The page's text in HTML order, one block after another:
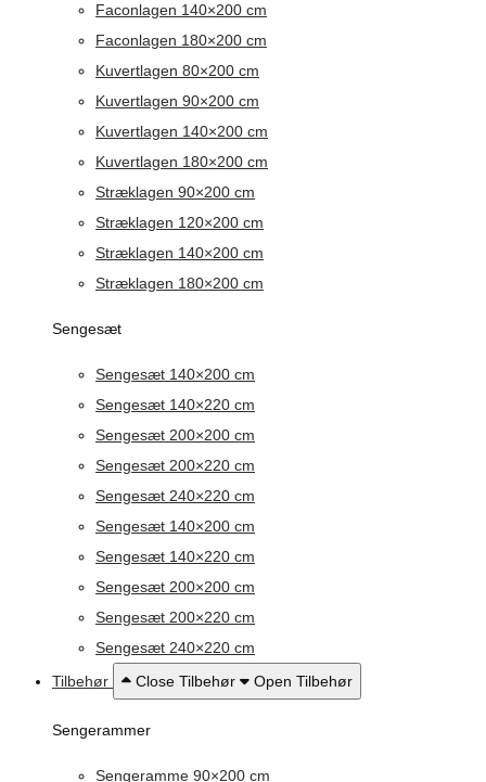
Faconlagen 140×200 cm
Faconlagen 180×200 cm
Kuvertlagen 80×200 cm
Kuvertlagen 90×200 cm
Kuvertlagen 140×200 cm
Kuvertlagen 180×200 cm
Stræklagen 90×200 cm
Stræklagen 120×200 cm
Stræklagen 140×200 cm
Stræklagen 180×200 cm
Sengesæt
Sengesæt 140×200 cm
Sengesæt 140×220 cm
Sengesæt 200×200 cm
Sengesæt 200×220 cm
Sengesæt 240×220 cm
Sengesæt 140×200 cm
Sengesæt 140×220 cm
Sengesæt 200×200 cm
Sengesæt 200×220 cm
Sengesæt 240×220 cm
Tilbehør
Close Tilbehør Open Tilbehør
Sengerammer
Sengeramme 90×200 cm